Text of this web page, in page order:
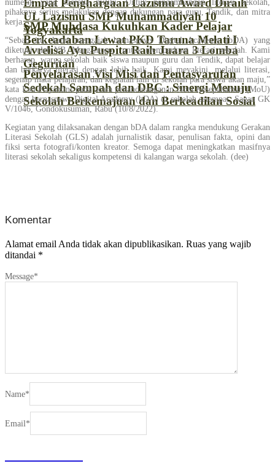
UL Lazismu SMP Muhammadiyah 10
Yogyakarta
SMP Muhdasa Kukuhkan Kader Pelajar
Berkeadaban Lewat PKD Taruna Melati I
Avrelisa Ayu Puspita Raih Juara 3 Lomba
Geguritan
Penyelarasan Visi Misi dan Pentasyarufan
Sedekah Sampah dan DBC : Sinergi Menuju
Sekolah Berkemajuan dan Berkeadilan Sosial
numerik yang mereka miliki. Untuk pengembangan literasi sekolah,
pihaknya serius melakukan dengan dukungan para guru, Tendik, dan mitra
kerja.
“Sebab itu, kami mengajak bernasnews Digital Academy (bDA) yang
diketuai oleh YB. Margantoro, untuk memperkuat literasi sekolah. Kami
berharap, warga sekolah baik siswa maupun guru dan Tendik, dapat belajar
dan berkarya literasi dengan lebih baik. Kami meyakini, melalui literasi,
segenap mata pelajaran, dan kegiatan lain di sekolah para siswa akan maju,”
kata Esti Priyantini pada acara penandatanganan Nota Kesepahaman (MoU)
dengan bernasnews Digital Academy (bDA) di sekolah setempat, Sagan GK
V/1046, Gondokusuman, Rabu (10/8/2022).
Kegiatan yang dilaksanakan dengan bDA dalam rangka mendukung Gerakan
Literasi Sekolah (GLS) adalah jurnalistik dasar, penulisan fakta, opini dan
fiksi serta fotografi/konten kreator. Semoga dapat meningkatkan masifnya
literasi sekolah sekaligus kompetensi di kalangan warga sekolah. (dee)
Komentar
Alamat email Anda tidak akan dipublikasikan. Ruas yang wajib
ditandai *
Message*
Name*
Email*